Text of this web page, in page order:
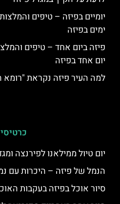
ימים בפיזה
פיזה ביום אחד – טיפים
יום אחד בפיזה
למה העיר פיזה נקראת
יום טיול ממילאנו לפירנצה
הנמל של פיזה – היכרות עם
סיור אוכל בפיזה בעקבות